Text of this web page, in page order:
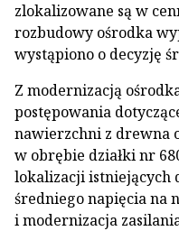
zlokalizowane są w
rozbudowy ośrodka
wystąpiono o decyzję
Z modernizacją
postępowania
nawierzchni z drewna
w obrębie działki nr
lokalizacji istniejących
średniego napięcia na
i modernizacja